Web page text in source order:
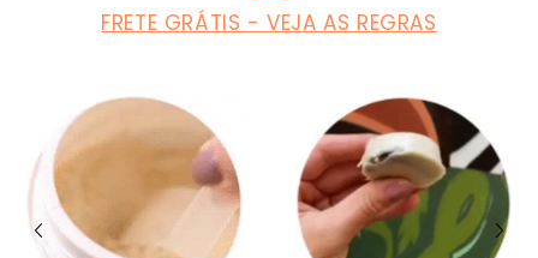
FRETE GRÁTIS - VEJA AS REGRAS